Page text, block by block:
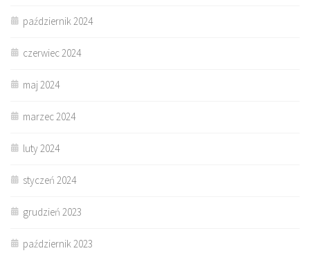
październik 2024
czerwiec 2024
maj 2024
marzec 2024
luty 2024
styczeń 2024
grudzień 2023
październik 2023